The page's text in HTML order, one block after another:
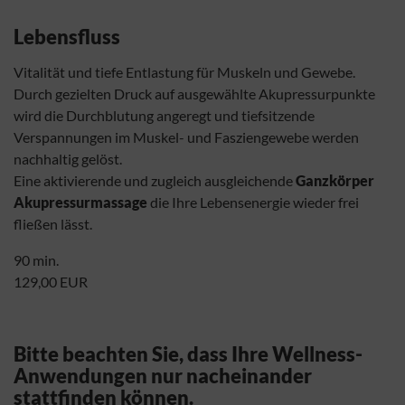
Lebensfluss
Vitalität und tiefe Entlastung für Muskeln und Gewebe.
Durch gezielten Druck auf ausgewählte Akupressurpunkte
wird die Durchblutung angeregt und tiefsitzende
Verspannungen im Muskel- und Fasziengewebe werden
nachhaltig gelöst.
Eine aktivierende und zugleich ausgleichendeGanzkörper
Akupressurmassage die Ihre Lebensenergie wieder frei
fließen lässt.
90 min.
129,00 EUR
Bitte beachten Sie, dass Ihre Wellness-
Anwendungen nur nacheinander
stattfinden können.